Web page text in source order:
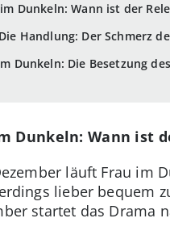
Dunkeln: Wann ist der
Handlung: Der Schmerz
Dunkeln: Die Besetzung
Dunkeln: Wann ist
läuft Frau im
lieber bequem
startet das Drama